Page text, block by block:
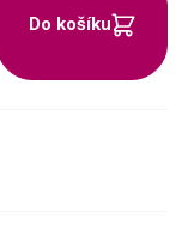
Do košíku